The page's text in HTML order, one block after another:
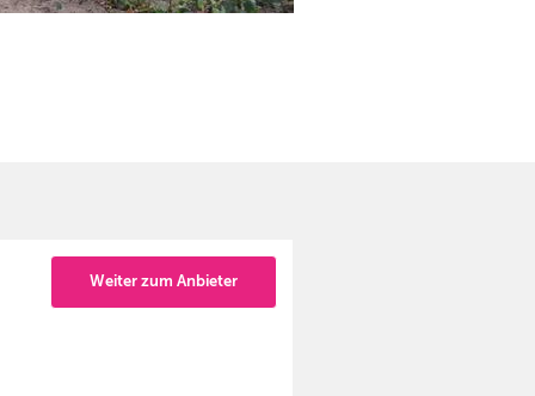
Weiter zum Anbieter